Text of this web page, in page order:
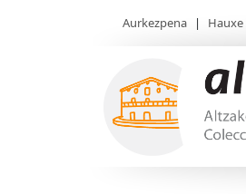
Aurkezpena |